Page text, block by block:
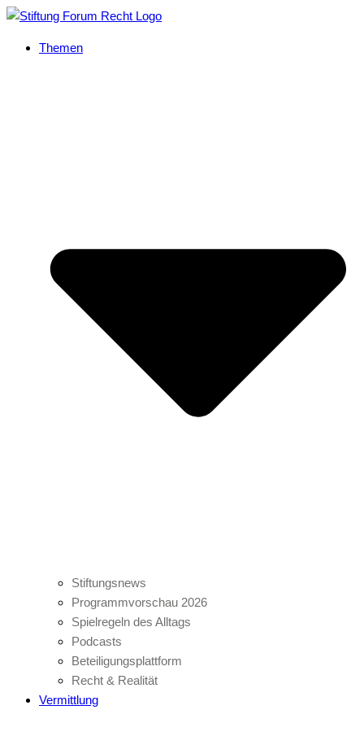
Themen
Stiftungsnews
Programmvorschau 2026
Spielregeln des Alltags
Podcasts
Beteiligungsplattform
Recht & Realität
Vermittlung